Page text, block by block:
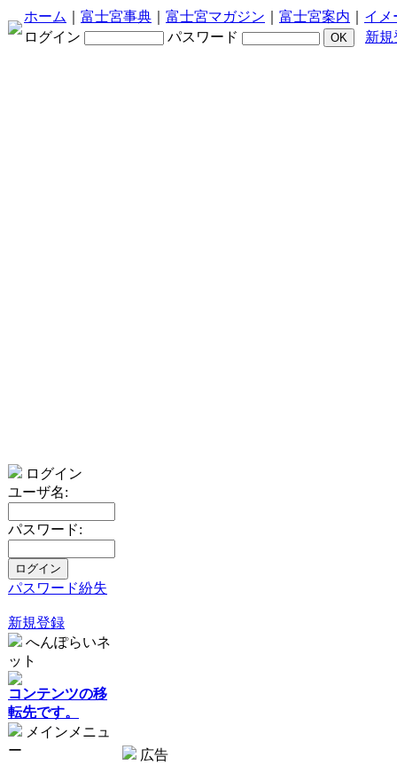
ホーム 富士宮事典 富士宮マガジン 富士宮案内
イメ
ログイン
パスワード 新規
ログイン
ユーザ名:
パスワード:
パスワード紛失
新規登録
へんぽらいネ
ット
コンテンツの移
転先です。
メインメニュ
ー
広告